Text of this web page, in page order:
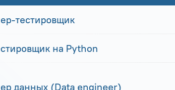
тестировщик
на Python
данных (Data engineer)